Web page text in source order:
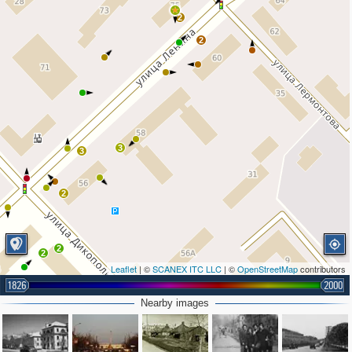
2
2
2
3 3
2
2
Leaflet | ©SCANEX ITC LLC | ©OpenStreetMapcontributors
1826 2000
Nearby images